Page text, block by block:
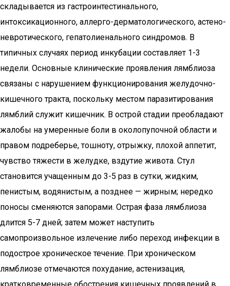
складывается из гастроинтестинального,
интоксикационного, аллерго-дерматологического, астено-
невротического, гепатолиенального синдромов. В
типичных случаях период инкубации составляет 1-3
недели. Основные клинические проявления лямблиоза
связаны с нарушением функционирования желудочно-
кишечного тракта, поскольку местом паразитирования
лямблий служит кишечник. В острой стадии преобладают
жалобы на умеренные боли в околопупочной области и
правом подреберье, тошноту, отрыжку, плохой аппетит,
чувство тяжести в желудке, вздутие живота. Стул
становится учащенным до 3-5 раз в сутки, жидким,
пенистым, водянистым, а позднее — жирным; нередко
поносы сменяются запорами. Острая фаза лямблиоза
длится 5-7 дней; затем может наступить
самопроизвольное излечение либо переход инфекции в
подострое хроническое течение. При хроническом
лямблиозе отмечаются похудание, астенизация,